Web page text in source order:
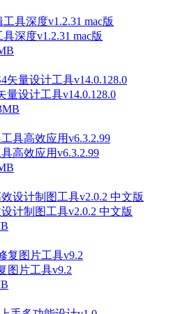
深度v1.2.31 mac版
量设计工具v14.0.128.0
高效应用v6.3.2.99
计制图工具v2.0.2 中文版
图片工具v9.2